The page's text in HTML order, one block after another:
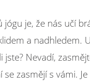
jógu je, že nás učí
a nadhledem.
jste? Nevadí,
zasmějí s vámi.